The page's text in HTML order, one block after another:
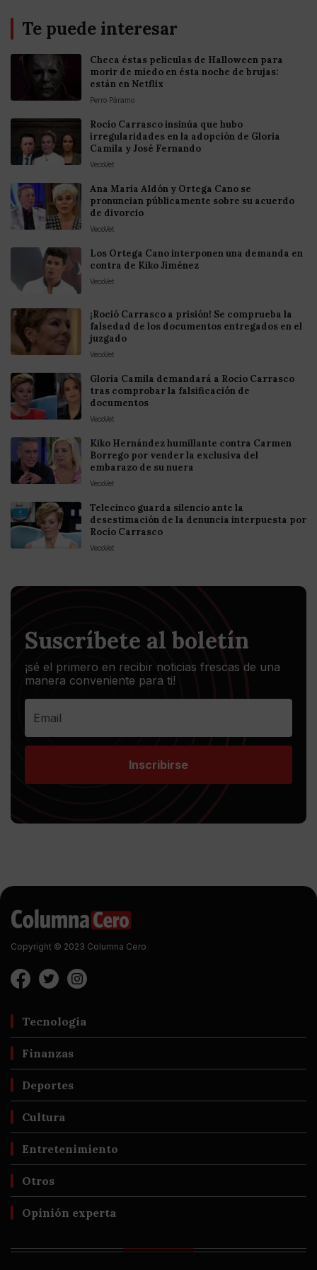
Te puede interesar
Checa éstas películas de Halloween para
morir de miedo en ésta noche de brujas:
están en Netflix
Perro Páramo
Rocío Carrasco insinúa que hubo
irregularidades en la adopción de Gloria
Camila y José Fernando
VecoVet
Ana María Aldón y Ortega Cano se
pronuncian públicamente sobre su acuerdo
de divorcio
VecoVet
Los Ortega Cano interponen una demanda en
contra de Kiko Jiménez
VecoVet
¡Roció Carrasco a prisión! Se comprueba la
falsedad de los documentos entregados en el
juzgado
VecoVet
Gloria Camila demandará a Rocío Carrasco
tras comprobar la falsificación de
documentos
VecoVet
Kiko Hernández humillante contra Carmen
Borrego por vender la exclusiva del
embarazo de su nuera
VecoVet
Telecinco guarda silencio ante la
desestimación de la denuncia interpuesta por
Rocío Carrasco
VecoVet
Suscríbete al boletín
¡sé el primero en recibir noticias frescas de una
manera conveniente para ti!
Inscribirse
Copyright © 2023 Columna Cero
Tecnología
Finanzas
Deportes
Cultura
Entretenimiento
Otros
Opinión experta